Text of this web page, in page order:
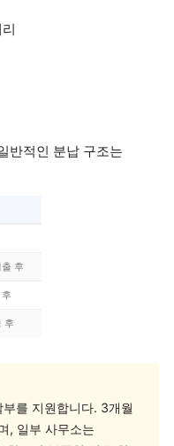
반적인 분납 구조는
후
후
를 지원합니다. 3개월
, 일부 사무소는